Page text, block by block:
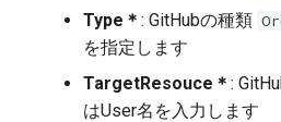
MCP Server
User Reservation
AI API
OSINT API
Type＊ : GitHubの種類
を指定します
TargetResouce＊ :
はUser名を入力します